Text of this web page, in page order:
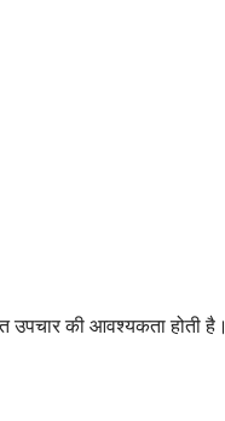
उपचार की आवश्यकता होती है।